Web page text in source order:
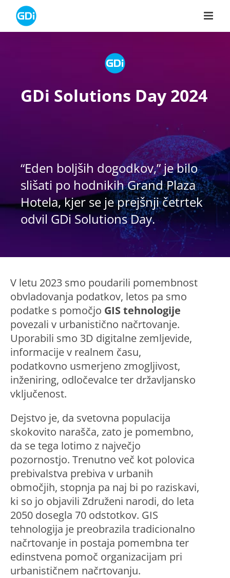
content
GDi Solutions Day 2024
“Eden boljših dogodkov,” je bilo
slišati po hodnikih Grand Plaza
Hotela, kjer se je prejšnji četrtek
odvil GDi Solutions Day.
V letu 2023 smo poudarili pomembnost
obvladovanja podatkov, letos pa smo
podatke s pomočjo GIS tehnologije
povezali v urbanistično načrtovanje.
Uporabili smo 3D digitalne zemljevide,
informacije v realnem času,
podatkovno usmerjeno zmogljivost,
inženiring, odločevalce ter državljansko
vključenost.
Dejstvo je, da svetovna populacija
skokovito narašča, zato je pomembno,
da se tega lotimo z največjo
pozornostjo. Trenutno več kot polovica
prebivalstva prebiva v urbanih
območjih, stopnja pa naj bi po raziskavi,
ki so jo objavili Združeni narodi, do leta
2050 dosegla 70 odstotkov. GIS
tehnologija je preobrazila tradicionalno
načrtovanje in postaja pomembna ter
edinstvena pomoč organizacijam pri
urbanističnem načrtovanju.